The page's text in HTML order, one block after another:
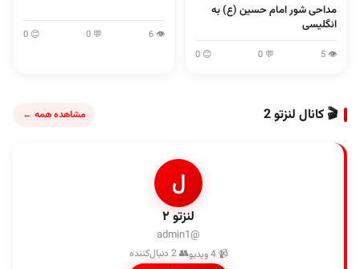
مداحی شور امام حسین (ع) به
انگلیسی
👁 5
💬 0
😊 0
👁 6
💬 0
😊 0
🎬 کانال لنزتو 2 مشاهده همه ←
ل
لنزتو ۲
@admin1
📹 4 ویدیو 👥 2 دنبال‌کننده